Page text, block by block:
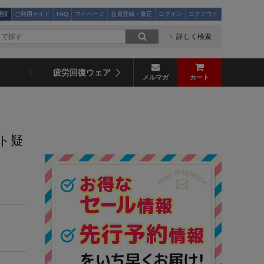
販 ご利用ガイド FAQ マイページ 会員登録・修正 ログイン ログアウト
詳しく検索
疲労回復ウェア メルマガ カート
疑